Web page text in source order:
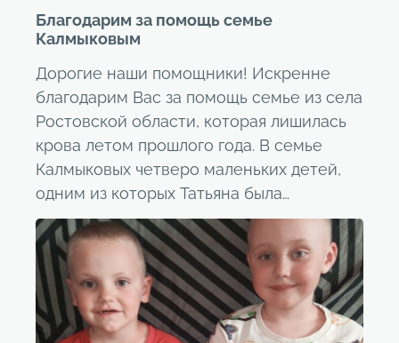
Благодарим за помощь семье
Калмыковым
Дорогие наши помощники! Искренне
благодарим Вас за помощь семье из села
Ростовской области, которая лишилась
крова летом прошлого года. В семье
Калмыковых четверо маленьких детей,
одним из которых Татьяна была…